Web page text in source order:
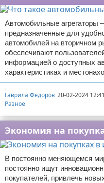
Автомобильные
предназначенные для
автомобилей на вторичном
обеспечивают
информацией о доступных
характеристиках и
Гаврила Фёдоров 20-02-2024 12:41
Разное
Экономия на
В постоянно меняющемся
постоянно ищут
покупателей, привлечь